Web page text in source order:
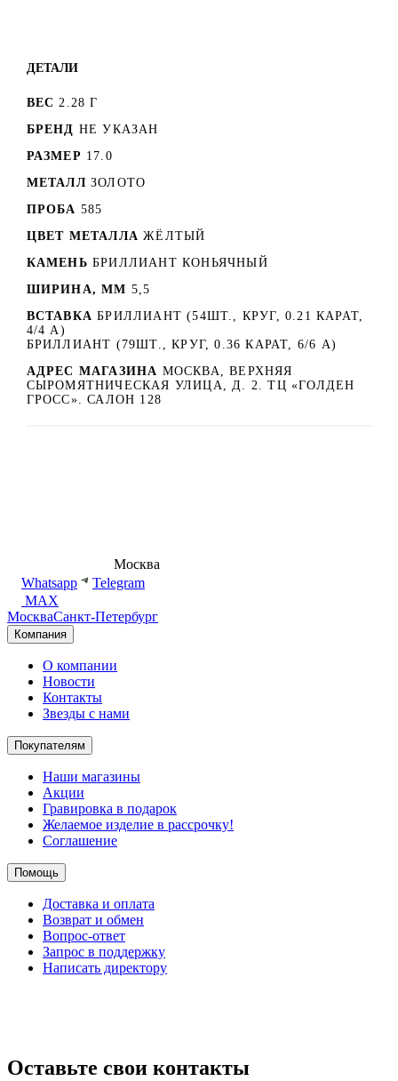
ДЕТАЛИ
ВЕС 2.28 Г
БРЕНД НЕ УКАЗАН
РАЗМЕР 17.0
МЕТАЛЛ ЗОЛОТО
ПРОБА 585
ЦВЕТ МЕТАЛЛА ЖЁЛТЫЙ
КАМЕНЬ БРИЛЛИАНТ КОНЬЯЧНЫЙ
ШИРИНА, ММ 5,5
ВСТАВКА БРИЛЛИАНТ (54ШТ., КРУГ, 0.21 КАРАТ,
4/4 А)
БРИЛЛИАНТ (79ШТ., КРУГ, 0.36 КАРАТ, 6/6 А)
АДРЕС МАГАЗИНА МОСКВА, ВЕРХНЯЯ
СЫРОМЯТНИЧЕСКАЯ УЛИЦА, Д. 2. ТЦ «ГОЛДЕН
ГРОСС». САЛОН 128
Москва
Whatsapp
Telegram
MAX
МоскваСанкт-Петербург
Компания
О компании
Новости
Контакты
Звезды с нами
Покупателям
Наши магазины
Акции
Гравировка в подарок
Желаемое изделие в рассрочку!
Соглашение
Помощь
Доставка и оплата
Возврат и обмен
Вопрос-ответ
Запрос в поддержку
Написать директору
Оставьте свои контакты